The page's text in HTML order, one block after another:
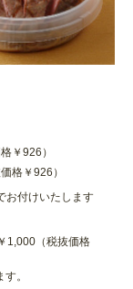
￥926）
格￥926）
お付けいたします
1,000（税抜価格
。